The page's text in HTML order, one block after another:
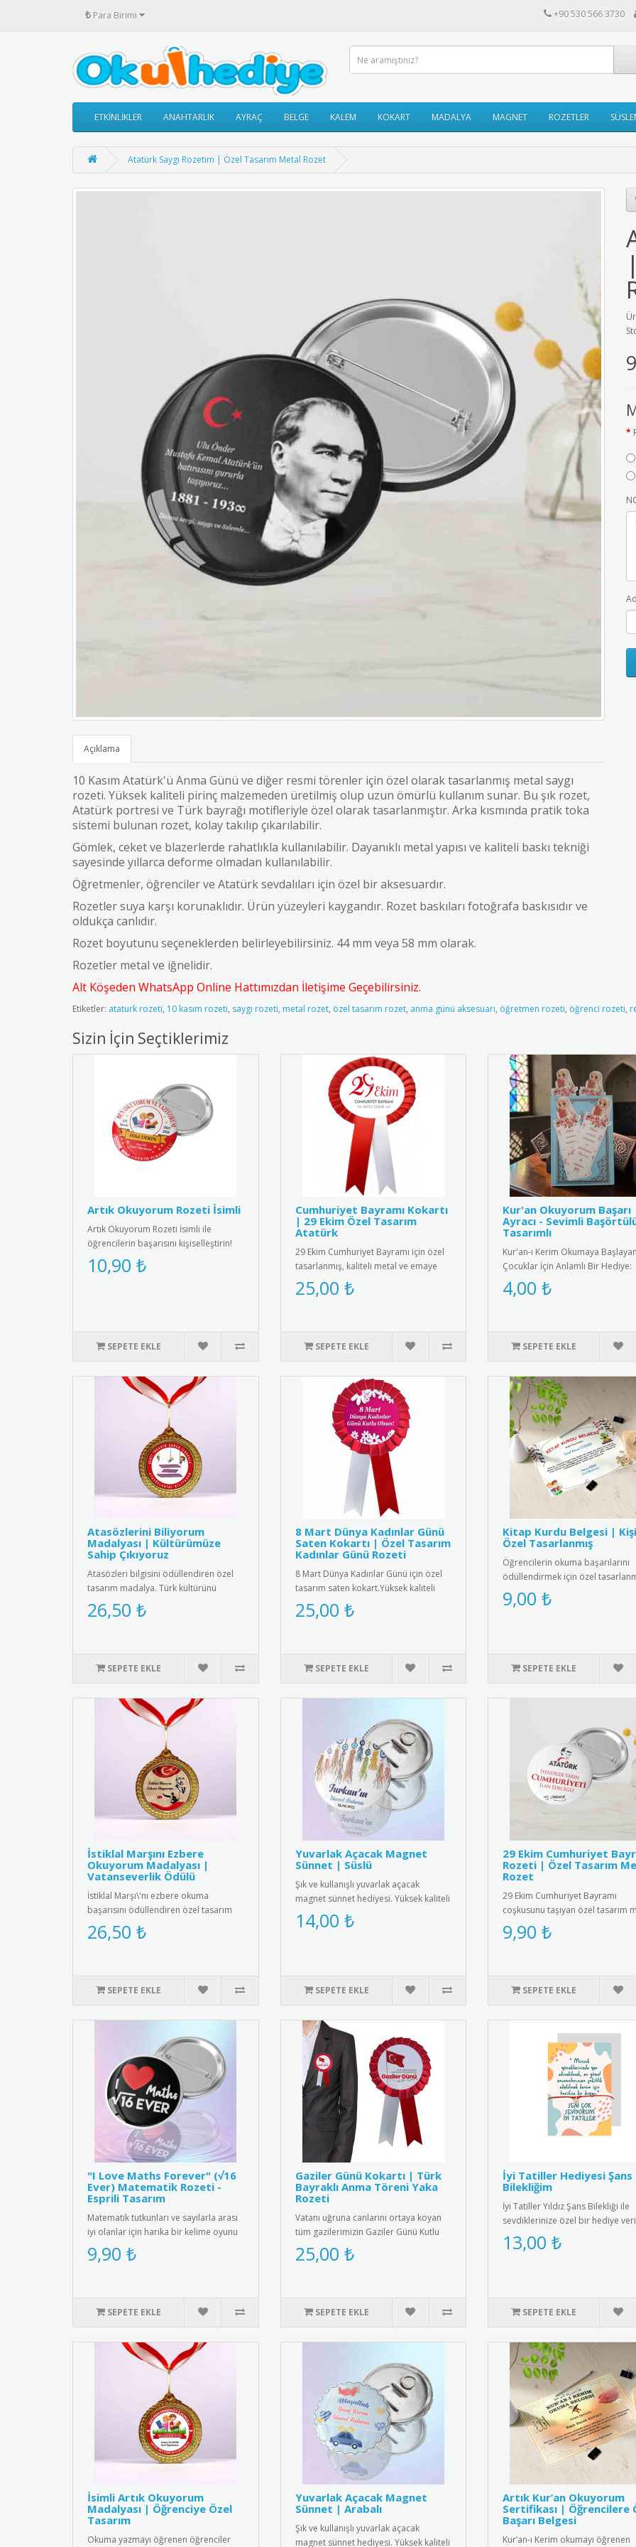
₺ Para Birimi +90 530 566 3730
ETKİNLİKLER ANAHTARLIK AYRAÇ BELGE KALEM KOKART MADALYA MAGNET ROZETLER
Atatürk Saygı Rozetim | Özel Tasarım Metal Rozet
Açıklama
10 Kasım Atatürk'ü Anma Günü ve diğer resmi törenler için özel olarak tasarlanmış metal saygı
rozeti. Yüksek kaliteli pirinç malzemeden üretilmiş olup uzun ömürlü kullanım sunar. Bu şık rozet,
Atatürk portresi ve Türk bayrağı motifleriyle özel olarak tasarlanmıştır. Arka kısmında pratik toka
sistemi bulunan rozet, kolay takılıp çıkarılabilir.
Gömlek, ceket ve blazerlerde rahatlıkla kullanılabilir. Dayanıklı metal yapısı ve kaliteli baskı tekniği
sayesinde yıllarca deforme olmadan kullanılabilir.
Öğretmenler, öğrenciler ve Atatürk sevdalıları için özel bir aksesuardır.
Rozetler suya karşı korunaklıdır. Ürün yüzeyleri kaygandır. Rozet baskıları fotoğrafa baskısıdır ve
oldukça canlıdır.
Rozet boyutunu seçeneklerden belirleyebilirsiniz. 44 mm veya 58 mm olarak.
Rozetler metal ve iğnelidir.
Alt Köşeden WhatsApp Online Hattımızdan İletişime Geçebilirsiniz.
Etiketler: ataturk rozeti, 10 kasım rozeti, saygı rozeti, metal rozet, özel tasarım rozet, anma günü aksesuarı, öğretmen rozeti, öğrenci rozeti,
Sizin İçin Seçtiklerimiz
Artık Okuyorum Rozeti İsimli
Artık Okuyorum Rozeti İsimli ile
öğrencilerin başarısını kişiselleştirin!
Özel isim baskılı tasarımı..
10,90 ₺
SEPETE EKLE
Cumhuriyet Bayramı Kokartı
| 29 Ekim Özel Tasarım
Atatürk
29 Ekim Cumhuriyet Bayramı için özel
tasarlanmış, kaliteli metal ve emaye
malzemeden üretilmiş şık k..
25,00 ₺
SEPETE EKLE
Kur'an Okuyorum Başarı
Ayracı - Sevimli
Tasarımlı
Kur'an-ı Kerim Okumaya Başlayan
Çocuklar İçin Anlamlı Bir Hediye:
Sevimli Başörtülü Kız Tasarımlı Ku..
4,00 ₺
SEPETE EKLE
Atasözlerini Biliyorum
Madalyası | Kültürümüze
Sahip Çıkıyoruz
Atasözleri bilgisini ödüllendiren özel
tasarım madalya. Türk kültürünü
yaşatmak ve dil becerilerini ..
26,50 ₺
SEPETE EKLE
8 Mart Dünya Kadınlar Günü
Saten Kokartı | Özel Tasarım
Kadınlar Günü Rozeti
8 Mart Dünya Kadınlar Günü için özel
tasarım saten kokart.Yüksek kaliteli
kadife dokulu saten kumaşt..
25,00 ₺
SEPETE EKLE
Kitap Kurdu Belgesi |
Özel Tasarlanmış
Öğrencilerin okuma başarılarını
ödüllendirmek için özel
kitap kurdu belgeleri. Kişiye öz..
9,00 ₺
SEPETE EKLE
İstiklal Marşını Ezbere
Okuyorum Madalyası |
Vatanseverlik Ödülü
İstiklal Marşı\'nı ezbere okuma
başarısını ödüllendiren özel tasarım
madalya. Milli değerlerimizi ya..
26,50 ₺
SEPETE EKLE
Yuvarlak Açacak Magnet
Sünnet | Süslü
Şık ve kullanışlı yuvarlak açacak
magnet sünnet hediyesi. Yüksek kaliteli
mıknatıs ve paslanmaz çeli..
14,00 ₺
SEPETE EKLE
29 Ekim Cumhuriyet
Rozeti | Özel Tasarım
Rozet
29 Ekim Cumhuriyet Bayramı
coşkusunu taşıyan özel tasarım
rozet. Yüksek kaliteli metal
9,90 ₺
SEPETE EKLE
"I Love Maths Forever" (√16
Ever) Matematik Rozeti -
Esprili Tasarım
Matematik tutkunları ve sayılarla arası
iyi olanlar için harika bir kelime oyunu
içeren "I ❤️ Maths ..
9,90 ₺
SEPETE EKLE
Gaziler Günü Kokartı | Türk
Bayraklı Anma Töreni Yaka
Rozeti
Vatanı uğruna canlarını ortaya koyan
tüm gazilerimizin Gaziler Günü Kutlu
Olsun" mesajı ve dalgalana..
25,00 ₺
SEPETE EKLE
İyi Tatiller Hediyesi Şans
Bilekliğim
İyi Tatiller Yıldız Şans Bilekliği ile
sevdiklerinize özel bir hediye
Tatil ruhunu yansıtan ş..
13,00 ₺
SEPETE EKLE
İsimli Artık Okuyorum
Madalyası | Öğrenciye Özel
Tasarım
Okuma yazmayı öğrenen öğrenciler
Yuvarlak Açacak Magnet
Sünnet | Arabalı
Şık ve kullanışlı yuvarlak açacak
magnet sünnet hediyesi. Yüksek kaliteli
Artık Kur’an Okuyorum
Sertifikası | Öğrencilere
Başarı Belgesi
Kur’an-ı Kerim okumayı öğrenen